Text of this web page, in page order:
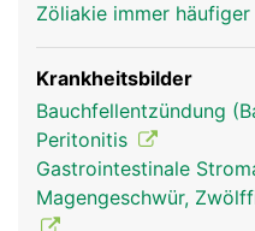
Zöliakie immer häufiger
Krankheitsbilder
Bauchfellentzündung
Peritonitis
Gastrointestinale
Magengeschwür,